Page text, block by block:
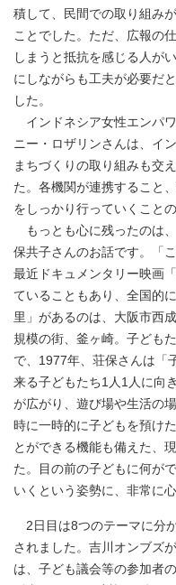
積して、民間での取り組み
ことでした。ただ、広報の
しまうと抵抗を感じる人が
にしながらも工夫が必要だ
した。
インドネシア女性エンパ
ニー・ロザリンさんは、イ
まちづくりの取り組みも交
た。各機関が連携すること
をしっかり行っていくこと
もっとも心に残ったのは
保共子さんのお話です。「
最近ドキュメンタリー映画
ていることもあり、全国的
里」があるのは、大阪市西
規模の街、釜ヶ崎。子ども
で、1977年、荘保さんは「
来る子どもたち1人1人に向
が広がり、遊び場や生活の
時に一時的に子どもを預け
とができる機能も備えた、
た。目の前の子どもに何が
いくという姿勢に、非常に
2日目は8つのテーマに分
されました。吉川オンブズ
は、子ども議会等の参加者